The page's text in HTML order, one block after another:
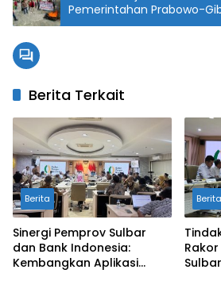
Pemerintahan Prabowo-
Berita Terkait
Berita
Sinergi Pemprov Sulbar
dan Bank Indonesia:
Kembangkan Aplikasi
Berita